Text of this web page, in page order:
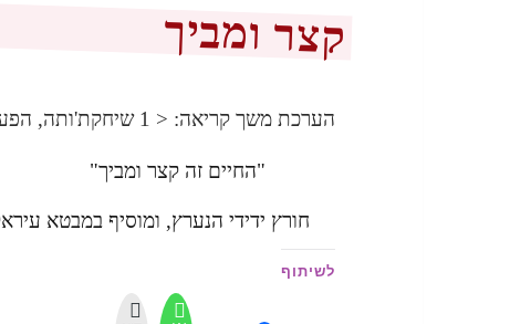
קצר ומביך
הערכת משך קריאה: < 1 שיחקת'ותה,
"החיים זה קצר ומביך"
חורץ ידידי הנערץ, ומוסיף במבטא
לשיתוף